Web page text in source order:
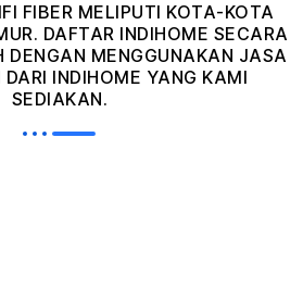
FIBER MELIPUTI KOTA-KOTA
DAFTAR INDIHOME SECARA
DENGAN MENGGUNAKAN JASA
INDIHOME YANG KAMI
SEDIAKAN.